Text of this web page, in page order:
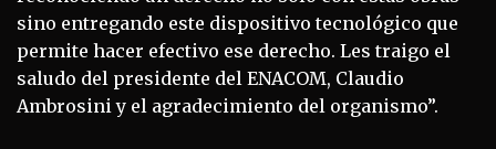
sino entregando este dispositivo tecnológico que
permite hacer efectivo ese derecho. Les traigo el
saludo del presidente del ENACOM, Claudio
Ambrosini y el agradecimiento del organismo”.